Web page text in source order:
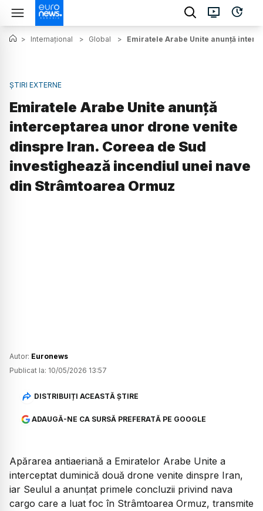
> Internațional > Global > Emiratele Arabe Unite anunță
ȘTIRI EXTERNE
Emiratele Arabe Unite anunță
interceptarea unor drone venite
dinspre Iran. Coreea de Sud
investighează incendiul unei nave
din Strâmtoarea Ormuz
Autor: Euronews
Publicat la: 10/05/2026 13:57
DISTRIBUIȚI ACEASTĂ ȘTIRE
ADAUGĂ-NE CA SURSĂ PREFERATĂ PE GOOGLE
Apărarea antiaeriană a Emiratelor Arabe Unite a
interceptat duminică două drone venite dinspre Iran,
iar Seulul a anunțat primele concluzii privind nava
cargo care a luat foc în Strâmtoarea Ormuz, transmite